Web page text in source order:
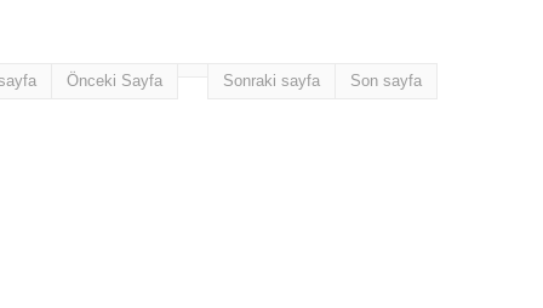
Önceki Sayfa Sonraki sayfa Son sayfa